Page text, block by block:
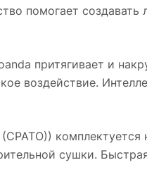
помогает
притягивает и
воздействие.
сушки.